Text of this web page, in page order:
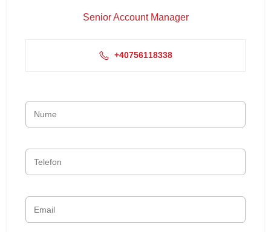
Senior Account Manager
+40756118338